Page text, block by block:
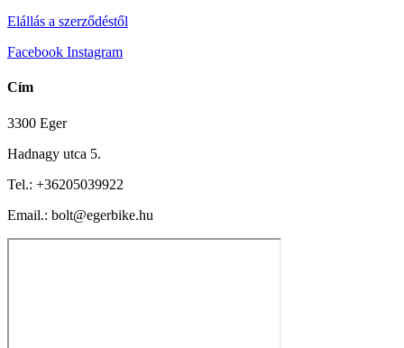
Elállás a szerződéstől
Facebook Instagram
Cím
3300 Eger
Hadnagy utca 5.
Tel.: +36205039922
Email.: bolt@egerbike.hu